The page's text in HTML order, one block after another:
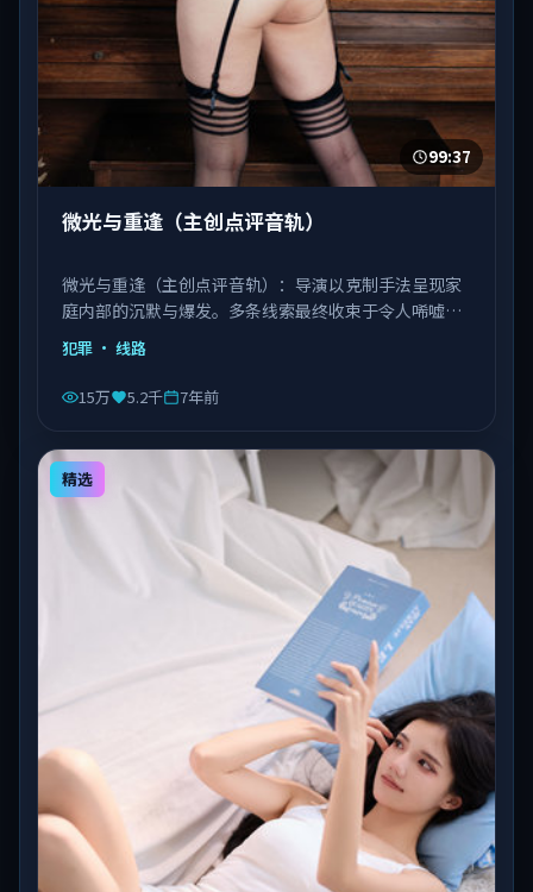
99:37
微光与重逢（主创点评音轨）
微光与重逢（主创点评音轨）：导演以克制手法呈现家
庭内部的沉默与爆发。多条线索最终收束于令人唏嘘的
结局。由徐克执导，刘德华、巩俐、宋康昊等主演，日
本出品，类型为犯罪。
犯罪 · 线路
15万 5.2千 7年前
精选